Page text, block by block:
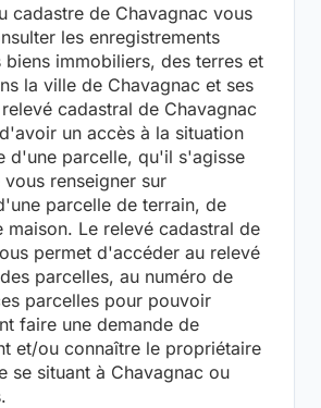
cadastre de Chavagnac vous
les enregistrements
immobiliers, des terres et
la ville de Chavagnac et ses
cadastral de Chavagnac
un accès à la situation
d'une parcelle, qu'il s'agisse
renseigner sur
parcelle de terrain, de
maison. Le relevé cadastral de
permet d'accéder au relevé
parcelles, au numéro de
parcelles pour pouvoir
faire une demande de
et/ou connaître le propriétaire
se situant à Chavagnac ou